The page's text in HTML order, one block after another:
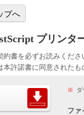
プへ
プリン
約書を必ずお読みくださ
本許諾書に同意された
※ ダ
ファ